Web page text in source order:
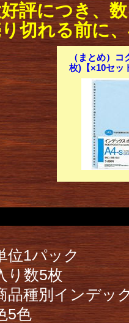
評につき、
切れる前に
（まとめ）
枚)【×10セッ
位1パック
り数5枚
品種別インデッ
5色